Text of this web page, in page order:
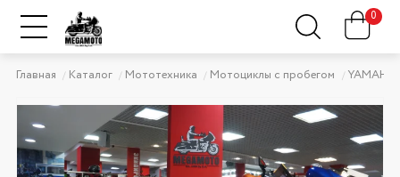
0
Главная Каталог Мототехника Мотоциклы с пробегом YAMAHA